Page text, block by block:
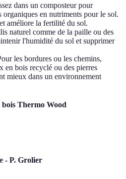
dans un composteur pour
organiques en nutriments pour le sol.
améliore la fertilité du sol.
naturel comme de la paille ou des
l'humidité du sol et supprimer
les bordures ou les chemins,
en bois recyclé ou des pierres
mieux dans un environnement
Thermo Wood
- P. Grolier